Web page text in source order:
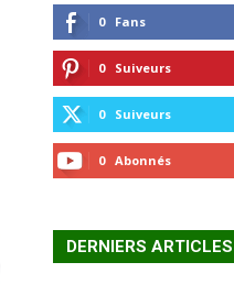
0 Fans
0 Suiveurs
0 Suiveurs
0 Abonnés
DERNIERS ARTICLES